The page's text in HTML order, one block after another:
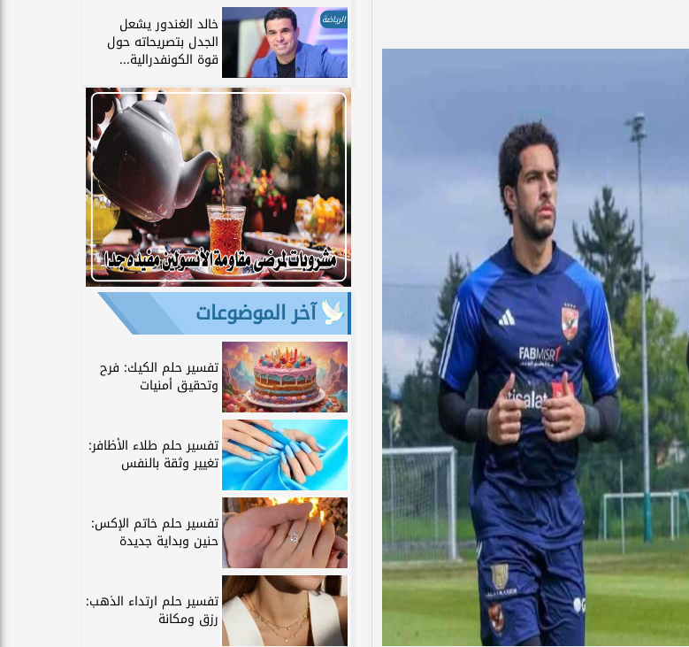
الرياضة خالد الغندور يشعل
الجدل بتصريحاته حول
قوة الكونفدرالية...
آخر الموضوعات
تفسير حلم الكيك: فرح
وتحقيق أمنيات
تفسير حلم طلاء الأظافر:
تغيير وثقة بالنفس
تفسير حلم خاتم الإكس:
حنين وبداية جديدة
تفسير حلم ارتداء الذهب:
رزق ومكانة